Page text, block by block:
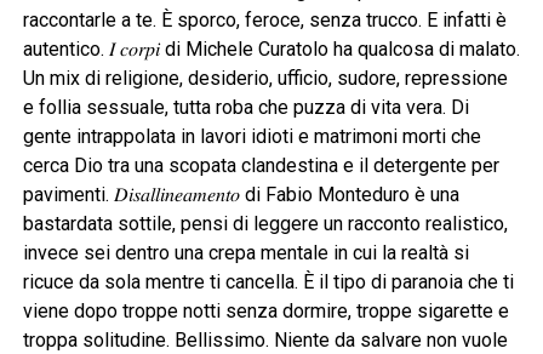
raccontarle a te. È sporco, feroce, senza trucco. E infatti è
autentico. 𝐼 𝑐𝑜𝑟𝑝𝑖 di Michele Curatolo ha qualcosa di malato.
Un mix di religione, desiderio, ufficio, sudore, repressione
e follia sessuale, tutta roba che puzza di vita vera. Di
gente intrappolata in lavori idioti e matrimoni morti che
cerca Dio tra una scopata clandestina e il detergente per
pavimenti. 𝐷𝑖𝑠𝑎𝑙𝑙𝑖𝑛𝑒𝑎𝑚𝑒𝑛𝑡𝑜 di Fabio Monteduro è una
bastardata sottile, pensi di leggere un racconto realistico,
invece sei dentro una crepa mentale in cui la realtà si
ricuce da sola mentre ti cancella. È il tipo di paranoia che ti
viene dopo troppe notti senza dormire, troppe sigarette e
troppa solitudine. Bellissimo. Niente da salvare non vuole